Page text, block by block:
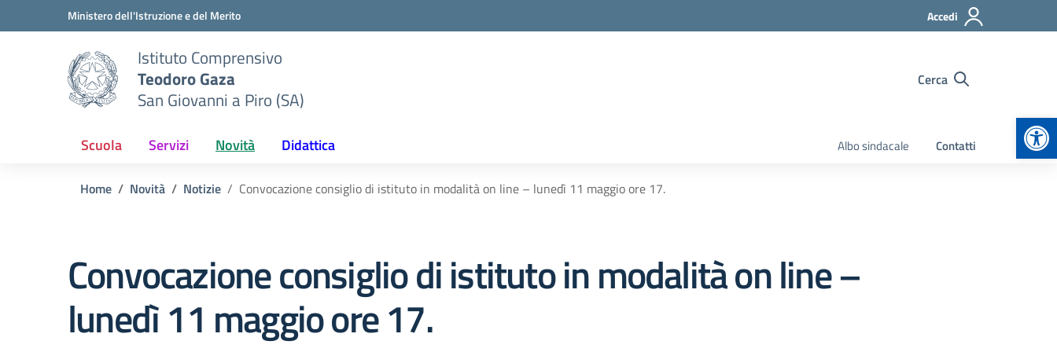
Vai ai contenuti
Vai al menu di navigazioneMinistero dell'Istruzione e del Merito Accedi
Istituto Comprensivo
Teodoro Gaza
San Giovanni a Piro (SA)
Cerca
Scuola Servizi Novità Didattica Albo sindacale Contatti
Home Novità Notizie Convocazione consiglio di istituto in modalità on line – lunedì 11 maggio ore 17.
Convocazione consiglio di istituto in modalità on line –
lunedì 11 maggio ore 17.